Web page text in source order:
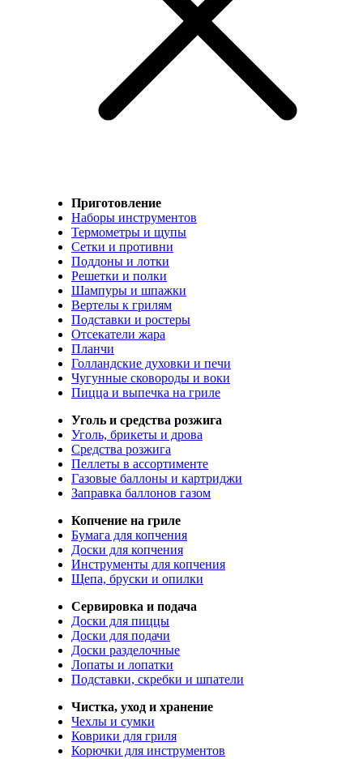
Приготовление
Наборы инструментов
Термометры и щупы
Сетки и противни
Поддоны и лотки
Решетки и полки
Шампуры и шпажки
Вертелы к грилям
Подставки и ростеры
Отсекатели жара
Планчи
Голландские духовки и печи
Чугунные сковороды и воки
Пицца и выпечка на гриле
Уголь и средства розжига
Уголь, брикеты и дрова
Средства розжига
Пеллеты в ассортименте
Газовые баллоны и картриджи
Заправка баллонов газом
Копчение на гриле
Бумага для копчения
Доски для копчения
Инструменты для копчения
Щепа, бруски и опилки
Сервировка и подача
Доски для пиццы
Доски для подачи
Доски разделочные
Лопаты и лопатки
Подставки, скребки и шпатели
Чистка, уход и хранение
Чехлы и сумки
Коврики для гриля
Корючки для инструментов